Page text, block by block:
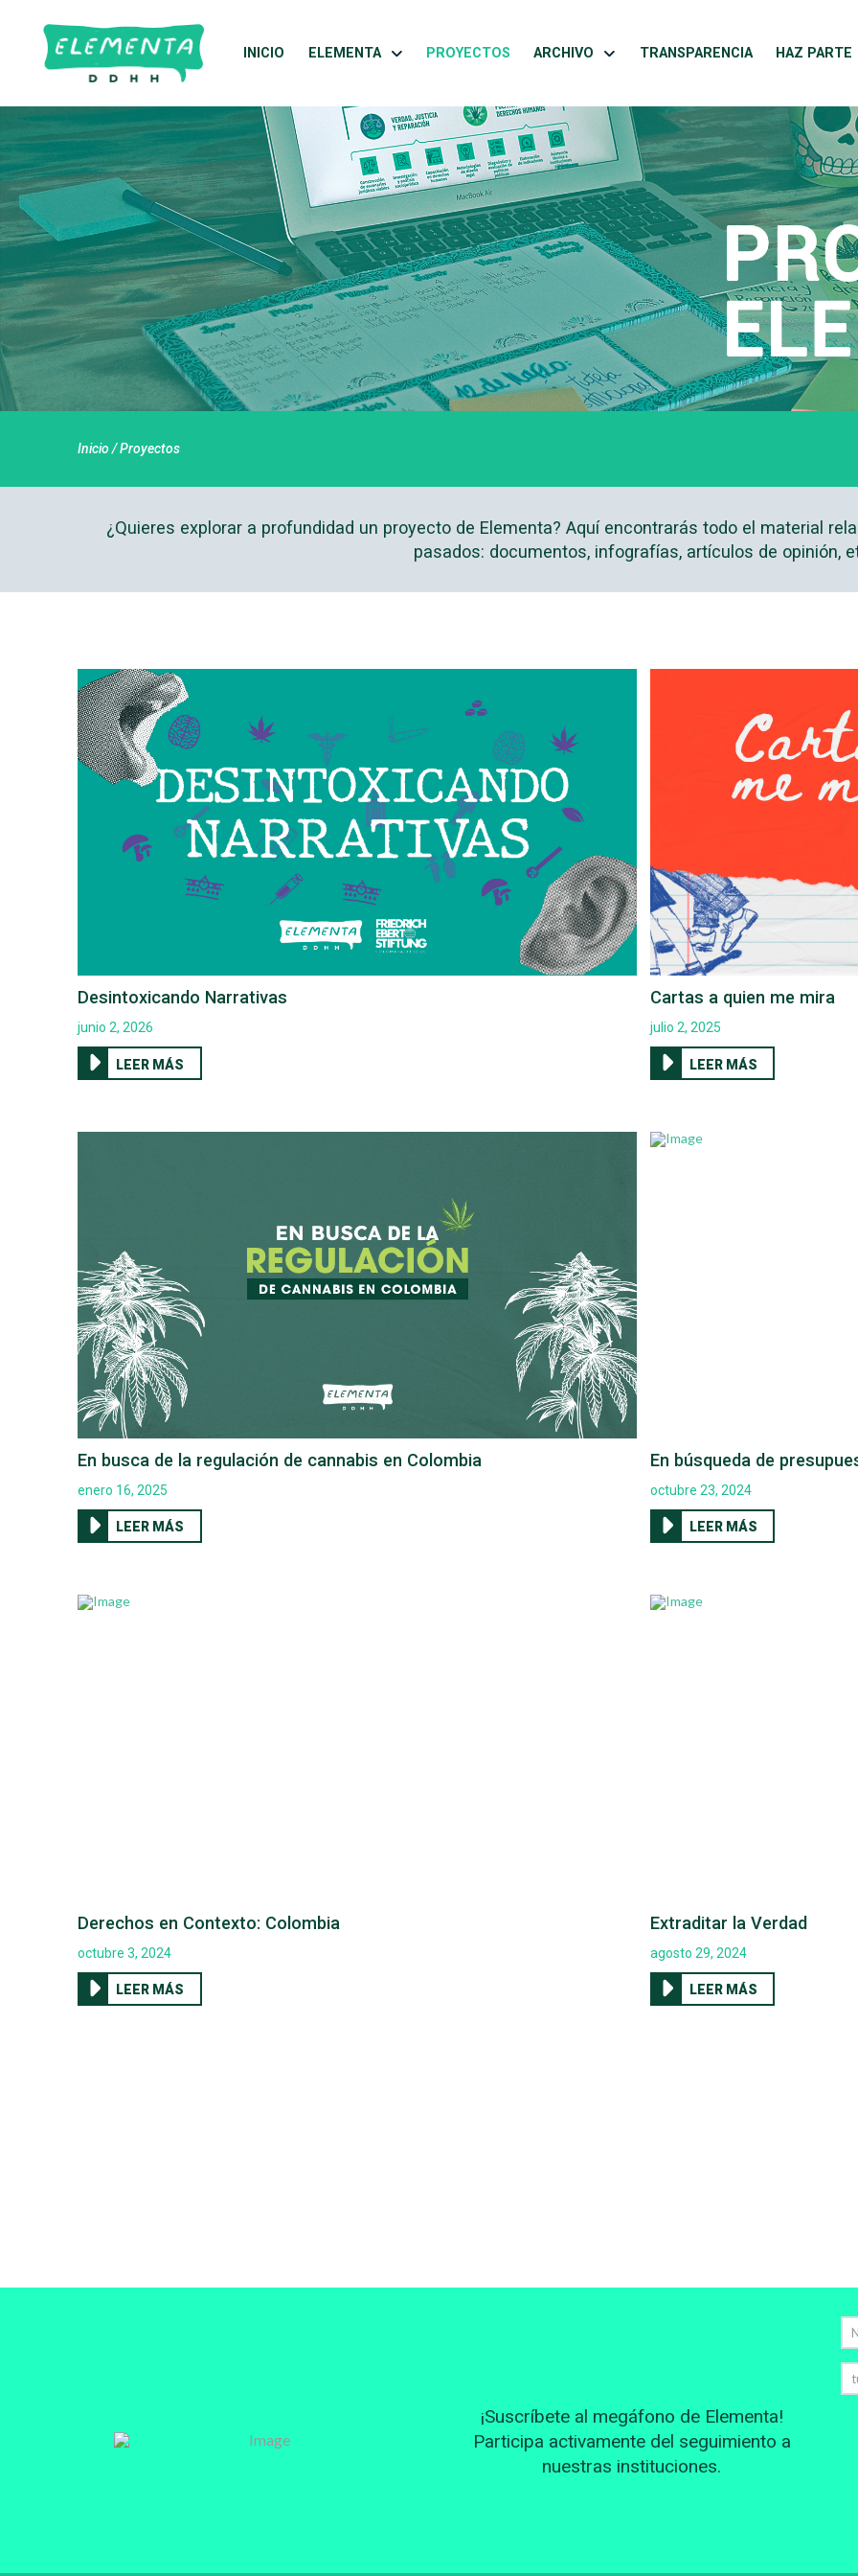
INICIO ELEMENTA PROYECTOS ARCHIVO TRANSPARENCIA HAZ PARTE
Inicio / Proyectos
¿Quieres explorar a profundidad un proyecto de Elementa? Aquí encontrarás todo el material
pasados: documentos, infografías, artículos de opinión,
Desintoxicando Narrativas
junio 2, 2026
LEER MÁS
Cartas a quien me mira
julio 2, 2025
LEER MÁS
En busca de la regulación de cannabis en Colombia
enero 16, 2025
LEER MÁS
En búsqueda de
octubre 23, 2024
LEER MÁS
Derechos en Contexto: Colombia
octubre 3, 2024
LEER MÁS
Extraditar la Verdad
agosto 29, 2024
LEER MÁS
¡Suscríbete al megáfono de Elementa!
Participa activamente del seguimiento a
nuestras instituciones.